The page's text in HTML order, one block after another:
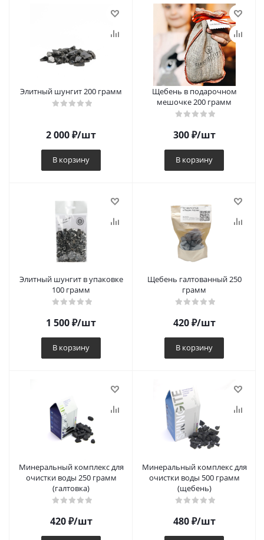
Элитный шунгит 200 грамм
2 000₽/шт
В корзину
Щебень в подарочном
мешочке 200 грамм
300₽/шт
В корзину
Элитный шунгит в упаковке
100 грамм
1 500₽/шт
В корзину
Щебень галтованный 250
грамм
420₽/шт
В корзину
Минеральный комплекс для
очистки воды 250 грамм
(галтовка)
420₽/шт
Минеральный комплекс для
очистки воды 500 грамм
(щебень)
480₽/шт